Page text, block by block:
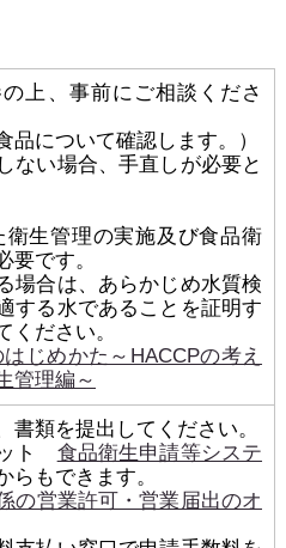
上、事前にご相談くださ
品について確認します。）
ない場合、手直しが必要と
衛生管理の実施及び食品衛
要です。
場合は、あらかじめ水質検
する水であることを証明す
ください。
はじめかた～HACCPの考え
管理編～
書類を提出してください。
ト 食品衛生申請等システ
らもできます。
の営業許可・営業届出のオ